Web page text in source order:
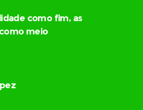
como fim, as
meio